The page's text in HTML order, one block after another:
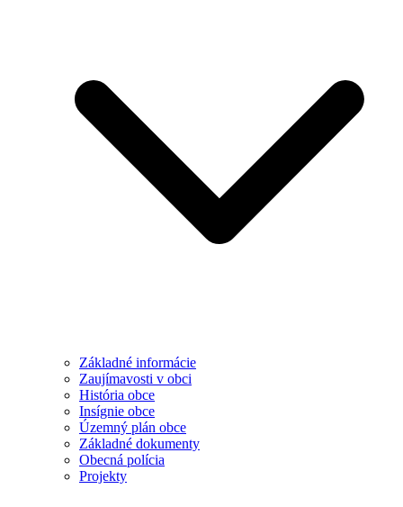
Základné informácie
Zaujímavosti v obci
História obce
Insígnie obce
Územný plán obce
Základné dokumenty
Obecná polícia
Projekty